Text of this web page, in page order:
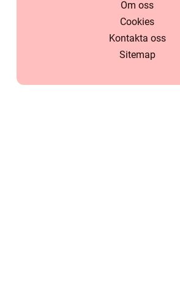
Om oss
Cookies
Kontakta oss
Sitemap